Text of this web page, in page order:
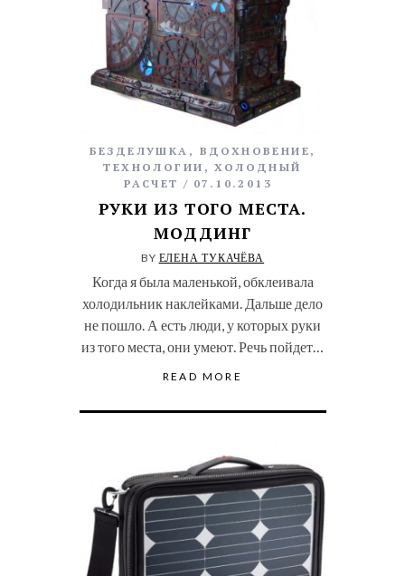
БЕЗДЕЛУШКА , ВДОХНОВЕНИЕ ,
ТЕХНОЛОГИИ ,ХОЛОДНЫЙ
РАСЧЕТ
07.10.2013
РУКИ ИЗ ТОГО МЕСТА.
МОДДИНГ
BY ЕЛЕНА ТУКАЧЁВА
Когда я была маленькой, обклеивала
холодильник наклейками. Дальше дело
не пошло. А есть люди, у которых руки
из того места, они умеют. Речь пойдет…
READ MORE